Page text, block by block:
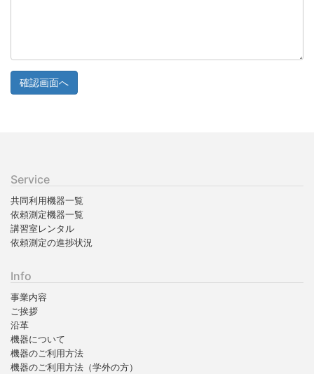
Service
共同利用機器一覧
依頼測定機器一覧
講習室レンタル
依頼測定の進捗状況
Info
事業内容
ご挨拶
沿革
機器について
機器のご利用方法
機器のご利用方法（学外の方）